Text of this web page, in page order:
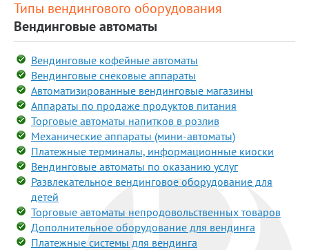
Типы вендингового оборудования
Вендинговые автоматы
Вендинговые кофейные автоматы
Вендинговые снековые аппараты
Автоматизированные вендинговые магазины
Аппараты по продаже продуктов питания
Торговые автоматы напитков в розлив
Механические аппараты (мини-автоматы)
Платежные терминалы, информационные киоски
Вендинговые автоматы по оказанию услуг
Развлекательное вендинговое оборудование для
детей
Торговые автоматы непродовольственных товаров
Дополнительное оборудование для вендинга
Платежные системы для вендинга